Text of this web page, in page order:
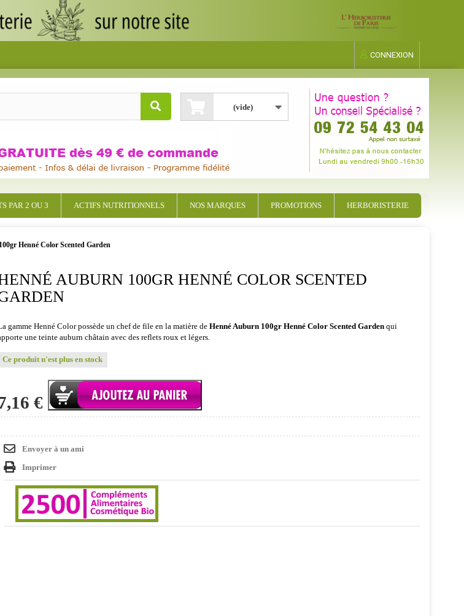
CONNEXION
(vide)
PAR 2 OU 3 ACTIFS NUTRITIONNELS NOS MARQUES PROMOTIONS HERBORISTERIE
Henné Color Scented Garden
AUBURN 100GR HENNÉ COLOR SCENTED
gamme Henné Color possède un chef de file en la matière deHenné Auburn 100gr Henné Color Scented Garden qui
une teinte auburn châtain avec des reflets roux et légers.
Ce produit n'est plus en stock
€
Envoyer à un ami
Imprimer